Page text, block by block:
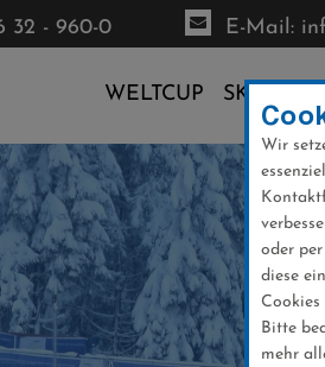
32 - 960-0 E-Mail:
WELTCUP SKI-CLUB
Wir
oder
diese
Bitte
mehr